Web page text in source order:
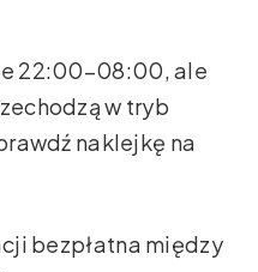
22:00–08:00, ale
w tryb
naklejkę na
bezpłatna między